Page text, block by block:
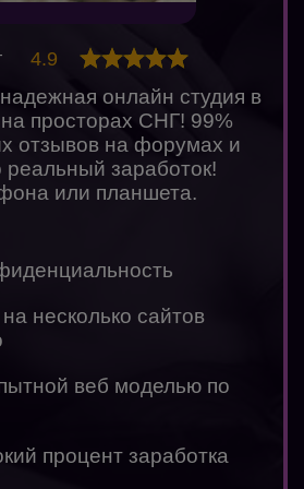
онлайн студия в
просторах СНГ! 99%
отзывов на форумах и
реальный заработок!
или планшета.
несколько сайтов
веб моделью по
процент заработка
4.9